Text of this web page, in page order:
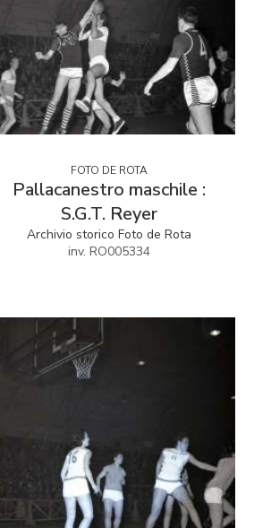
FOTO DE ROTA
Pallacanestro maschile :
S.G.T. Reyer
Archivio storico Foto de Rota
inv. RO005334